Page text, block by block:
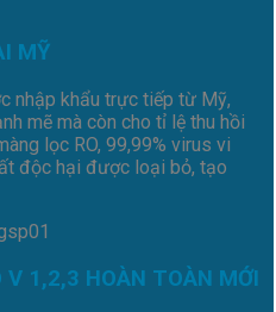
MỸ
nhập khẩu trực tiếp từ Mỹ,
mẽ mà còn cho tỉ lệ thu hồi
lọc RO, 99,99% virus vi
độc hại được loại bỏ, tạo
V 1,2,3 HOÀN TOÀN MỚI